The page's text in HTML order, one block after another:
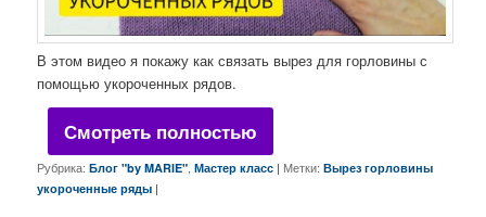
В этом видео я покажу как связать вырез для горловины с
помощью укороченных рядов.
Смотреть полностью
Рубрика: Блог "by MARIE",Мастер класс | Метки: Вырез горловины
укороченные ряды |